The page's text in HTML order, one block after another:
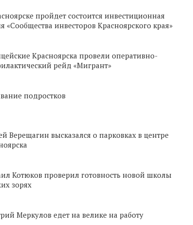
пройдет состоится инвестиционная
«Сообщества инвесторов Красноярского края»
Красноярска провели оперативно-
рейд «Мигрант»
подростков
Верещагин высказался о парковках в центре
Котюков проверил готовность новой школы
зорях
Меркулов едет на велике на работу